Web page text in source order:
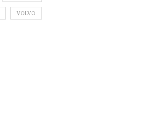
VOLVO